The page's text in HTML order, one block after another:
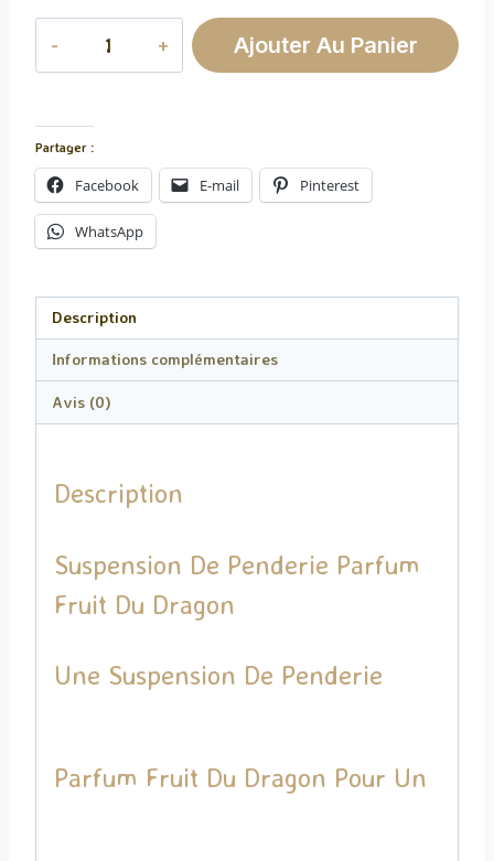
Penderie
Fruit
du
Dragon
Ajouter Au Panier
Partager :
Facebook E-mail Pinterest
WhatsApp
Description
Informations complémentaires
Avis (0)
Description
Suspension De Penderie Parfum
Fruit Du Dragon
Une Suspension De Penderie
Parfum Fruit Du Dragon Pour Un